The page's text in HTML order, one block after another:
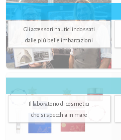
Gli accessori nautici indossati
dalle più belle imbarcazioni
Il laboratorio di cosmetici
che si specchia in mare